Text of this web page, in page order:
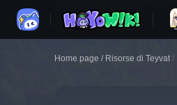
Home page / Risorse di Teyvat /